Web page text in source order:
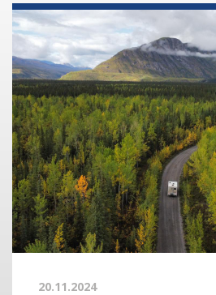
20.11.2024